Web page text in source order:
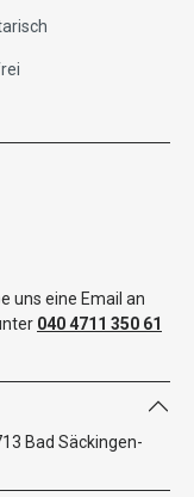
uns eine Email an
040 4711 350 61
Bad Säckingen-